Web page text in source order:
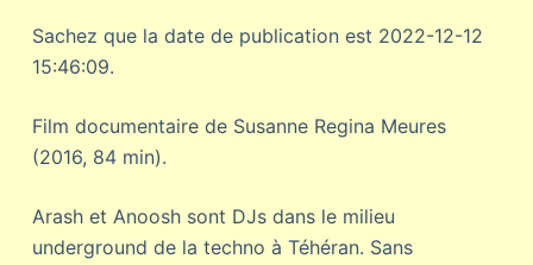
Sachez que la date de publication est 2022-12-12
15:46:09.
Film documentaire de Susanne Regina Meures
(2016, 84 min).
Arash et Anoosh sont DJs dans le milieu
underground de la techno à Téhéran. Sans